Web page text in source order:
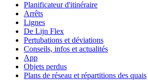
Planificateur d'itinéraire
Arrêts
Lignes
De Lijn Flex
Pertubations et déviations
Conseils, infos et actualités
App
Objets perdus
Plans de réseau et répartitions des quais